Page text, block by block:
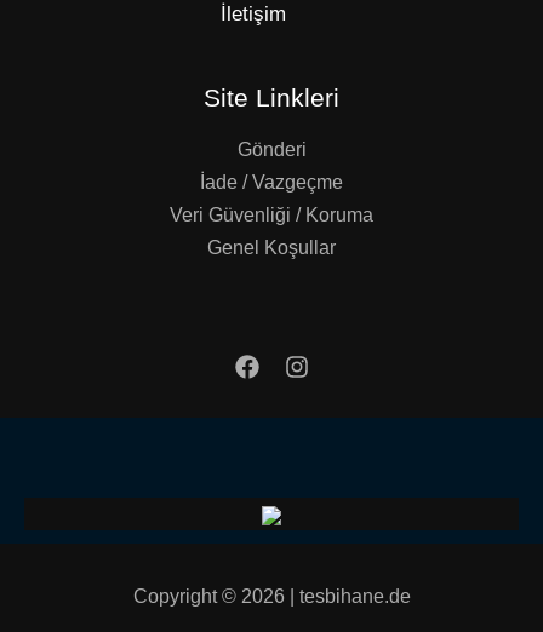
İletişim
Site Linkleri
Gönderi
İade / Vazgeçme
Veri Güvenliği / Koruma
Genel Koşullar
Copyright © 2026 | tesbihane.de